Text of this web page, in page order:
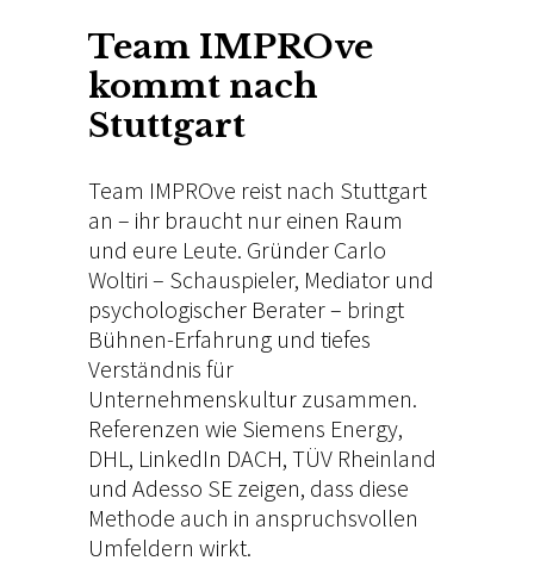
Team IMPROve
kommt nach
Stuttgart
Team IMPROve reist nach Stuttgart
an – ihr braucht nur einen Raum
und eure Leute. Gründer Carlo
Woltiri – Schauspieler, Mediator und
psychologischer Berater – bringt
Bühnen-Erfahrung und tiefes
Verständnis für
Unternehmenskultur zusammen.
Referenzen wie Siemens Energy,
DHL, LinkedIn DACH, TÜV Rheinland
und Adesso SE zeigen, dass diese
Methode auch in anspruchsvollen
Umfeldern wirkt.